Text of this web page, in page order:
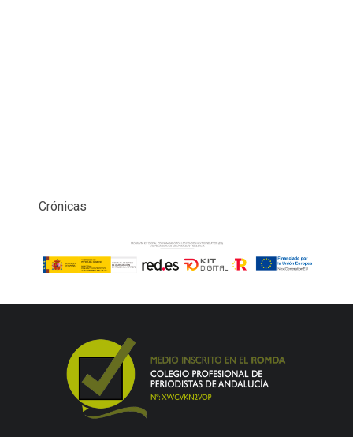
Crónicas